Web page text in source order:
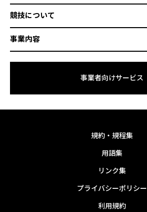
競技について
事業内容
事業者向けサービス
規約・規程集
用語集
リンク集
プライバシーポリシー
利用規約